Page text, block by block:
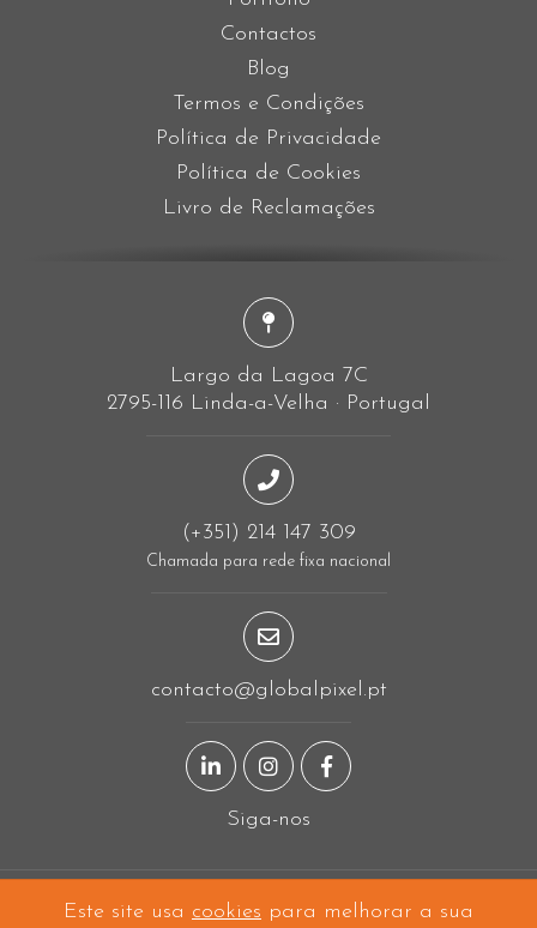
Contactos
Blog
Termos e Condições
Política de Privacidade
Política de Cookies
Livro de Reclamações
Largo da Lagoa 7C
2795-116 Linda-a-Velha · Portugal
(+351) 214 147 309
Chamada para rede fixa nacional
contacto@globalpixel.pt
Página LinkedIn
Página Instagram
Página Facebook
Siga-nos
A projetar emLinda-a-Velhae a construir mundo fora!
Este site usa cookies para melhorar a sua